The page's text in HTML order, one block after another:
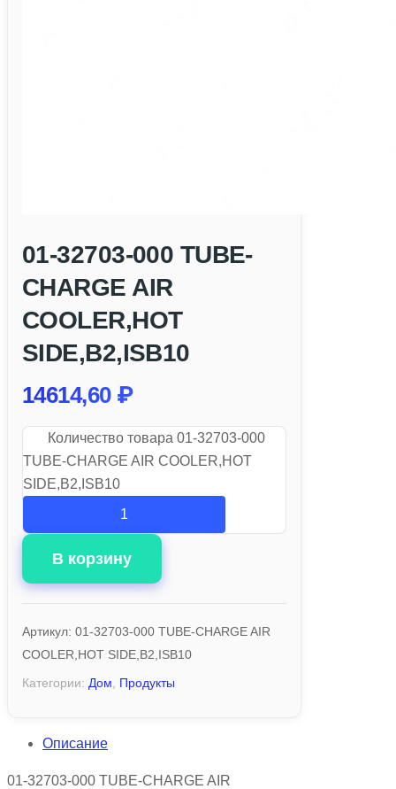
01-32703-000 TUBE-
CHARGE AIR
COOLER,HOT
SIDE,B2,ISB10
14614,60 ₽
Количество товара 01-32703-000
TUBE-CHARGE AIR COOLER,HOT
SIDE,B2,ISB10
В корзину
Артикул: 01-32703-000 TUBE-CHARGE AIR
COOLER,HOT SIDE,B2,ISB10
Категории: Дом Продукты
Описание
01-32703-000 TUBE-CHARGE AIR